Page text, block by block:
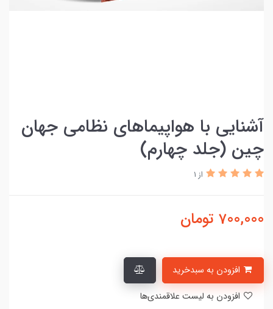
آشنایی با هواپیماهای نظامی جهان
چین (جلد چهارم)
از 1
700,000 تومان